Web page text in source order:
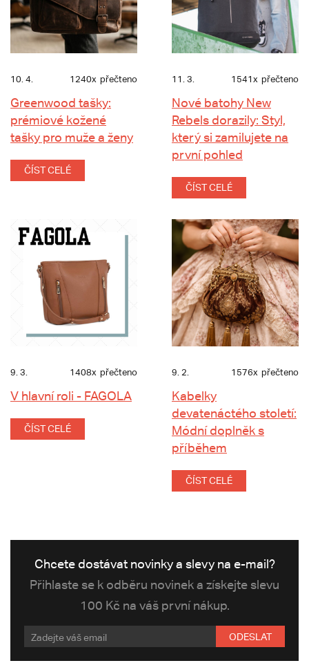
10. 4. 1240x přečteno
Greenwood tašky:
prémiové kožené
tašky pro muže a ženy
ČÍST CELÉ
11. 3. 1541x přečteno
Nové batohy New
Rebels dorazily: Styl,
který si zamilujete na
první pohled
ČÍST CELÉ
9. 3. 1408x přečteno
V hlavní roli - FAGOLA
ČÍST CELÉ
9. 2. 1576x přečteno
Kabelky
devatenáctého století:
Módní doplněk s
příběhem
ČÍST CELÉ
Chcete dostávat novinky a slevy na e-mail?
Přihlaste se k odběru novinek a získejte slevu
100 Kč na váš první nákup.
ODESLAT